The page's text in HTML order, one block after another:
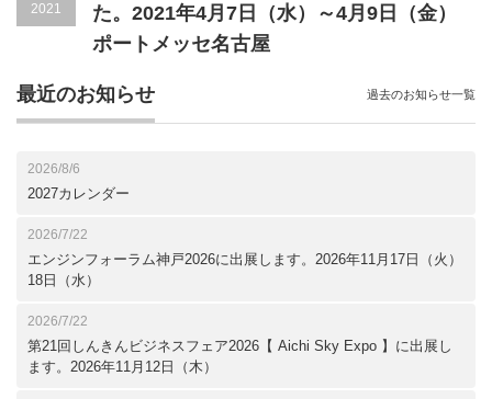
2021
た。2021年4月7日（水）～4月9日（金）
ポートメッセ名古屋
最近のお知らせ
2026/8/6
2027カレンダー
2026/7/22
エンジンフォーラム神戸2026に出展します。2026年11月17日（火）
18日（水）
2026/7/22
第21回しんきんビジネスフェア2026【 Aichi Sky Expo 】に出展し
ます。2026年11月12日（木）
過去のお知らせ一覧